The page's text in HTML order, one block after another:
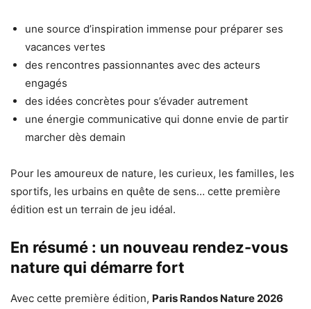
une source d’inspiration immense pour préparer ses
vacances vertes
des rencontres passionnantes avec des acteurs
engagés
des idées concrètes pour s’évader autrement
une énergie communicative qui donne envie de partir
marcher dès demain
Pour les amoureux de nature, les curieux, les familles, les
sportifs, les urbains en quête de sens… cette première
édition est un terrain de jeu idéal.
En résumé : un nouveau rendez-vous
nature qui démarre fort
Avec cette première édition, Paris Randos Nature 2026